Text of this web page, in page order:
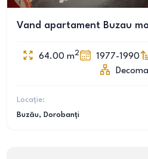
Vand apartament Buzau
64.00 m2 1977-1990
Locație:
Buzău, Dorobanți